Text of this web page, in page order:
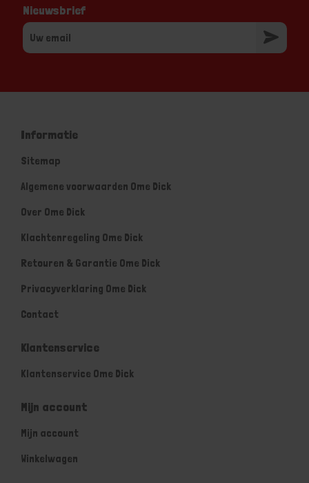
Nieuwsbrief
Informatie
Sitemap
Algemene voorwaarden Ome Dick
Over Ome Dick
Klachtenregeling Ome Dick
Retouren & Garantie Ome Dick
Privacyverklaring Ome Dick
Contact
Klantenservice
Klantenservice Ome Dick
Mijn account
Mijn account
Winkelwagen